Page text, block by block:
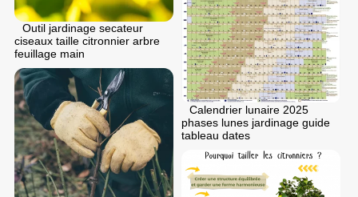
Outil jardinage secateur
ciseaux taille citronnier arbre
feuillage main
Calendrier lunaire 2025
phases lunes jardinage guide
tableau dates